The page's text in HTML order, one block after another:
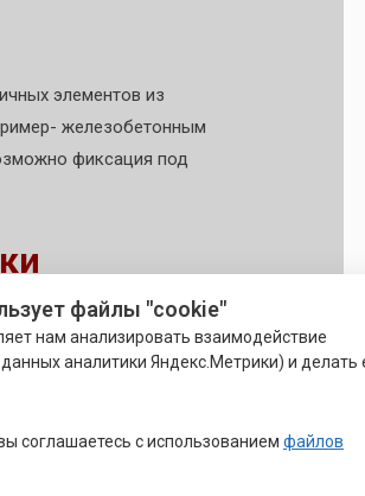
элементов из
железобетонным
фиксация под
очередь для грамотной
элемента.
левого или правого
файлы "cookie"
нам анализировать взаимодействие
аналитики Яндекс.Метрики) и делать
соглашаетесь с использованием файлов